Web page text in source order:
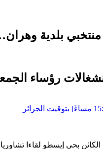
بلدية
رؤساء
بحي إيسطو لقاءا